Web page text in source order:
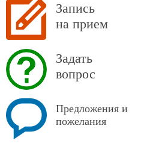
Запись
на прием
Задать
вопрос
Предложения и
пожелания